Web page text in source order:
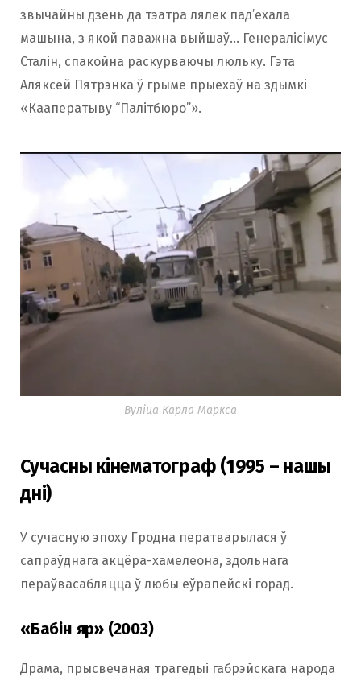
звычайны дзень да тэатра лялек пад’ехала
машына, з якой паважна выйшаў… Генералісімус
Сталін, спакойна раскурваючы люльку. Гэта
Аляксей Пятрэнка ў грыме прыехаў на здымкі
«Кааператыву “Палітбюро”».
Вуліца Карла Маркса
Сучасны кінематограф (1995 – нашы
дні)
У сучасную эпоху Гродна ператварылася ў
сапраўднага акцёра-хамелеона, здольнага
пераўвасабляцца ў любы еўрапейскі горад.
«Бабін яр» (2003)
Драма, прысвечаная трагедыі габрэйскага народа